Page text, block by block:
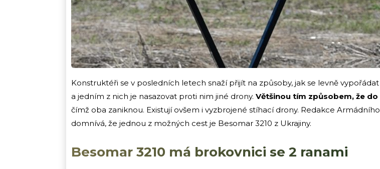
Konstruktéři se v posledních letech snaží přijít na způsoby, jak se levně
a jedním z nich je nasazovat proti nim jiné drony. Většinou tím způsobem, že do
čímž oba zaniknou. Existují ovšem i vyzbrojené stíhací drony. Redakce
domnívá, že jednou z možných cest je Besomar 3210 z Ukrajiny.
Besomar 3210 má brokovnici se 2 ranami